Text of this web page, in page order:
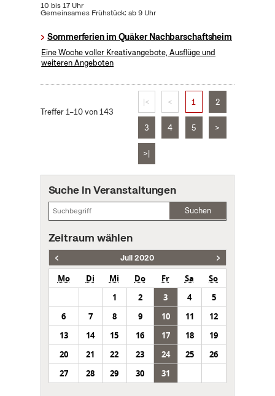
10 bis 17 Uhr
Gemeinsames Frühstück: ab 9 Uhr
Sommerferien im Quäker Nachbarschaftsheim
Eine Woche voller Kreativangebote, Ausflüge und
weiteren Angeboten
Treffer 1–10 von 143
|< < 1 2
3 4 5 >
>|
Suche in Veranstaltungen
Suchen
Zeitraum wählen
Juli 2020
Mo Di Mi Do Fr Sa
So
1
2 3 4
5
6
7 8 9 10 11
12
13
14 15 16 17 18
19
20
21 22 23 24 25
26
27
28 29 30 31